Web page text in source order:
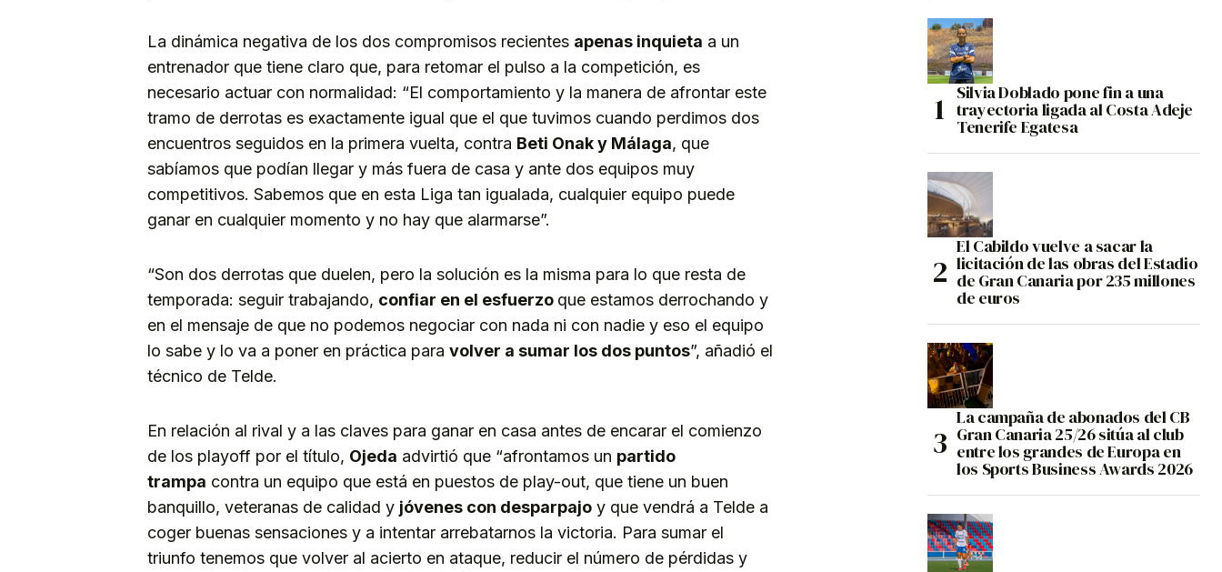
La dinámica negativa de los dos compromisos recientes apenas inquieta a un
entrenador que tiene claro que, para retomar el pulso a la competición, es
necesario actuar con normalidad: “El comportamiento y la manera de afrontar este
tramo de derrotas es exactamente igual que el que tuvimos cuando perdimos dos
encuentros seguidos en la primera vuelta, contra Beti Onak y Málaga, que
sabíamos que podían llegar y más fuera de casa y ante dos equipos muy
competitivos. Sabemos que en esta Liga tan igualada, cualquier equipo puede
ganar en cualquier momento y no hay que alarmarse”.
“Son dos derrotas que duelen, pero la solución es la misma para lo que resta de
temporada: seguir trabajando, confiar en el esfuerzo que estamos derrochando y
en el mensaje de que no podemos negociar con nada ni con nadie y eso el equipo
lo sabe y lo va a poner en práctica para volver a sumar los dos puntos”, añadió el
técnico de Telde.
En relación al rival y a las claves para ganar en casa antes de encarar el comienzo
de los playoff por el título, Ojeda advirtió que “afrontamos un partido
trampa contra un equipo que está en puestos de play-out, que tiene un buen
banquillo, veteranas de calidad y jóvenes con desparpajo y que vendrá a Telde a
coger buenas sensaciones y a intentar arrebatarnos la victoria. Para sumar el
triunfo tenemos que volver al acierto en ataque, reducir el número de pérdidas y
Silvia Doblado pone fin a una
trayectoria ligada al Costa Adeje
Tenerife Egatesa
El Cabildo vuelve a sacar la
licitación de las obras del Estadio
de Gran Canaria por 235 millones
de euros
La campaña de abonados del CB
Gran Canaria 25/26 sitúa al club
entre los grandes de Europa en
los Sports Business Awards 2026